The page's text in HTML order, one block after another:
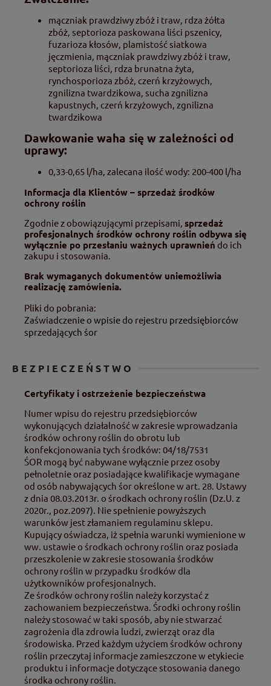
mączniak prawdziwy zbóż i traw, rdza żółta
zbóż, septorioza paskowana liści pszenicy,
fuzarioza kłosów, plamistość siatkowa
jęczmienia, mączniak prawdziwy zbóż i traw,
septorioza liści, rdza brunatna żyta,
rynchosporioza zbóż, czerń krzyżowych,
zgnilizna twardzikowa, sucha zgnilizna
kapustnych, czerń krzyżowych, zgnilizna
twardzikowa
Dawkowanie waha się w zależności od
uprawy:
0,33-0,65 l/ha, zalecana ilość wody: 200-400 l/ha
Informacja dla Klientów – sprzedaż środków
ochrony roślin
Zgodnie z obowiązującymi przepisami, sprzedaż
profesjonalnych środków ochrony roślin odbywa się
wyłącznie po przesłaniu ważnych uprawnień do ich
zakupu i stosowania.
Brak wymaganych dokumentów uniemożliwia
realizację zamówienia.
Pliki do pobrania:
Zaświadczenie o wpisie do rejestru przedsiębiorców
sprzedających śor
BEZPIECZEŃSTWO
Certyfikaty i ostrzeżenie bezpieczeństwa
Numer wpisu do rejestru przedsiębiorców
wykonujących działalność w zakresie wprowadzania
środków ochrony roślin do obrotu lub
konfekcjonowania tych środków: 04/18/7531
ŚOR mogą być nabywane wyłącznie przez osoby
pełnoletnie oraz posiadające kwalifikacje wymagane
od osób nabywających śor określone w art. 28. Ustawy
z dnia 08.03.2013r. o środkach ochrony roślin (Dz.U. z
2020r., poz.2097). Nie spełnienie powyższych
warunków jest złamaniem regulaminu sklepu.
Kupujący oświadcza, iż spełnia warunki wymienione w
ww. ustawie o środkach ochrony roślin oraz posiada
przeszkolenie w zakresie stosowania środków
ochrony roślin w przypadku środków dla
użytkowników profesjonalnych.
Ze środków ochrony roślin należy korzystać z
zachowaniem bezpieczeństwa. Środki ochrony roślin
należy stosować w taki sposób, aby nie stwarzać
zagrożenia dla zdrowia ludzi, zwierząt oraz dla
środowiska. Przed każdym użyciem środków ochrony
roślin przeczytaj informacje zamieszczone w etykiecie
produktu i informacje dotyczące stosowania danego
środka ochrony roślin.